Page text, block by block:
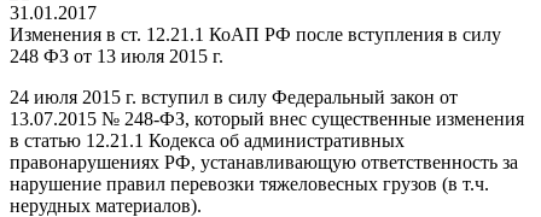
31.01.2017
Изменения в ст. 12.21.1 КоАП РФ после вступления в силу
248 ФЗ от 13 июля 2015 г.
24 июля 2015 г. вступил в силу Федеральный закон от
13.07.2015 № 248-ФЗ, который внес существенные изменения
в статью 12.21.1 Кодекса об административных
правонарушениях РФ, устанавливающую ответственность за
нарушение правил перевозки тяжеловесных грузов (в т.ч.
нерудных материалов).